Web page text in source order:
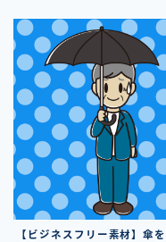
【ビジネスフリー素材】傘